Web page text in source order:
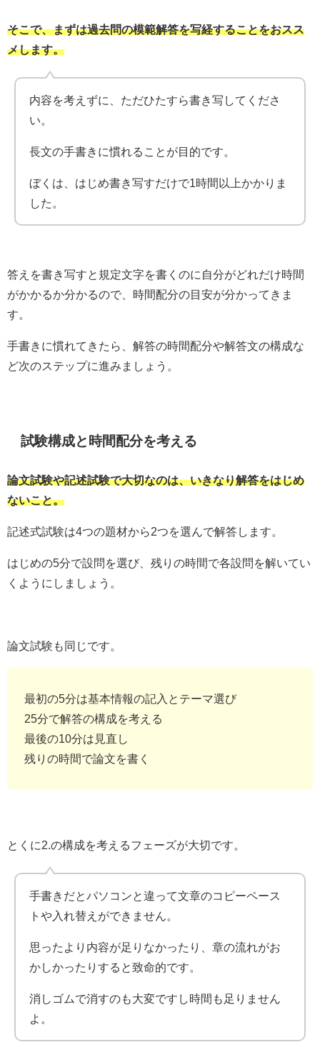
そこで、まずは過去問の模範解答を写経することをおスス
メします。
内容を考えずに、ただひたすら書き写してくださ
い。
長文の手書きに慣れることが目的です。
ぼくは、はじめ書き写すだけで1時間以上かかりま
した。
答えを書き写すと規定文字を書くのに自分がどれだけ時間
がかかるか分かるので、時間配分の目安が分かってきま
す。
手書きに慣れてきたら、解答の時間配分や解答文の構成な
ど次のステップに進みましょう。
試験構成と時間配分を考える
論文試験や記述試験で大切なのは、いきなり解答をはじめ
ないこと。
記述式試験は4つの題材から2つを選んで解答します。
はじめの5分で設問を選び、残りの時間で各設問を解いてい
くようにしましょう。
論文試験も同じです。
最初の5分は基本情報の記入とテーマ選び
25分で解答の構成を考える
最後の10分は見直し
残りの時間で論文を書く
とくに2.の構成を考えるフェーズが大切です。
手書きだとパソコンと違って文章のコピーペース
トや入れ替えができません。
思ったより内容が足りなかったり、章の流れがお
かしかったりすると致命的です。
消しゴムで消すのも大変ですし時間も足りません
よ。